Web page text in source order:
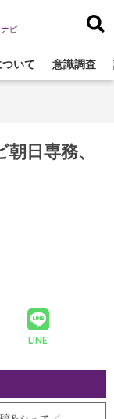
いて 意識調査
日専務、
LINE